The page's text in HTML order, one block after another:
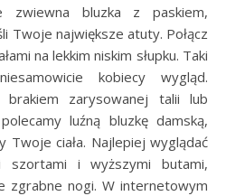
zwiewna bluzka z paskiem,
Twoje największe atuty. Połącz
na lekkim niskim słupku. Taki
kobiecy wygląd.
zarysowanej talii lub
luźną bluzkę damską,
Twoje ciała. Najlepiej wyglądać
szortami i wyższymi butami,
zgrabne nogi. W internetowym